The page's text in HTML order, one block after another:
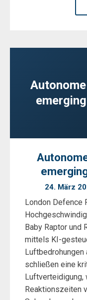
24. März
London Defence
Baby Raptor und
mittels KI-
schließen eine
Reaktionszeiten